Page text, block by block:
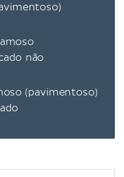
não
(pavimentoso)